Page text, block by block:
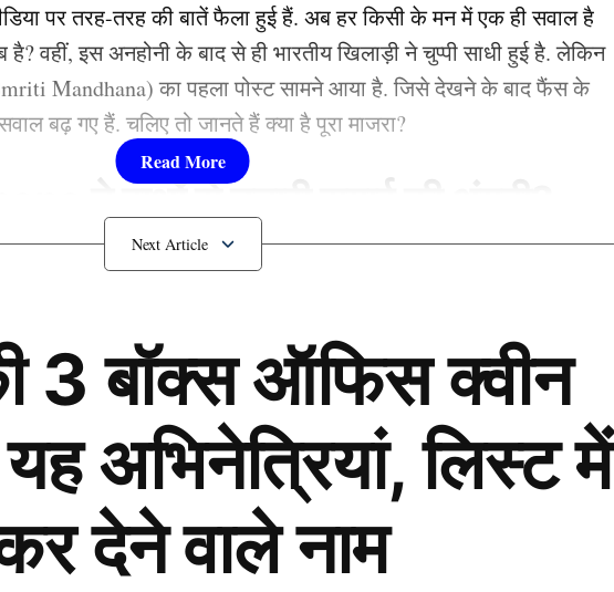
पर तरह-तरह की बातें फैला हुई हैं. अब हर किसी के मन में एक ही सवाल है
वहीं, इस अनहोनी के बाद से ही भारतीय खिलाड़ी ने चुप्पी साधी हुई है. लेकिन
Mandhana) का पहला पोस्ट सामने आया है. जिसे देखने के बाद फैंस के
बढ़ गए हैं. चलिए तो जानते हैं क्या है पूरा माजरा?
ने हाथों से उतारी सगाई की अंगूठी?
3 बॉक्स ऑफिस क्वीन
अभिनेत्रियां, लिस्ट में
देने वाले नाम